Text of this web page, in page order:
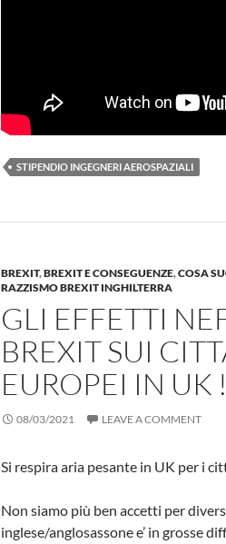
STIPENDIO INGEGNERI AEROSPAZIALI
BREXIT,BREXIT E CONSEGUENZE,COSA
RAZZISMO BREXIT INGHILTERRA
GLI EFFETTI
BREXIT SUI
EUROPEI IN UK
08/03/2021 LEAVE A COMMENT
Si respira aria pesante in UK per i
Non siamo più ben accetti per
inglese/anglosassone e’ in grosse